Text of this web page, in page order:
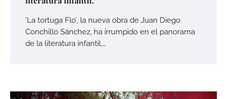
‘La tortuga Flo’, la nueva obra de Juan Diego
Conchillo Sánchez, ha irrumpido en el panorama
de la literatura infantil,…